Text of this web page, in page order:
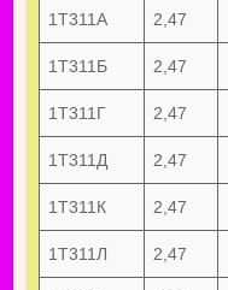
1Т311А 2,47
1Т311Б 2,47
1Т311Г 2,47
1Т311Д 2,47
1Т311К 2,47
1Т311Л 2,47